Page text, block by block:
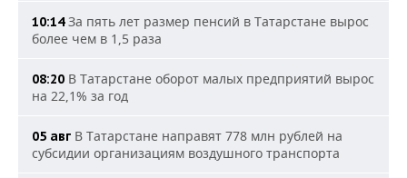
10:14За пять лет размер пенсий в Татарстане вырос
более чем в 1,5 раза
08:20 В Татарстане оборот малых предприятий вырос
на 22,1% за год
05 авг В Татарстане направят 778 млн рублей на
субсидии организациям воздушного транспорта